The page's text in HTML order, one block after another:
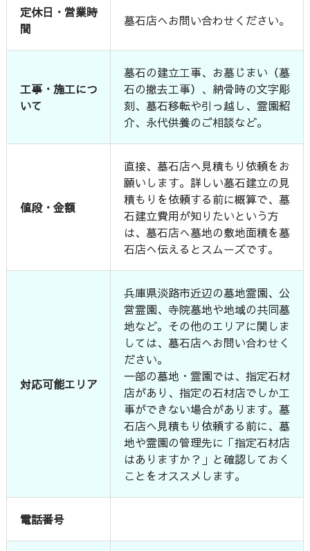
定休日・営業時
間
墓石店へお問い合わせください。
工事・施工につ
いて
墓石の建立工事、お墓じまい（墓
石の撤去工事）、納骨時の文字彫
刻、墓石移転や引っ越し、霊園紹
介、永代供養のご相談など。
値段・金額
直接、墓石店へ見積もり依頼をお
願いします。詳しい墓石建立の見
積もりを依頼する前に概算で、墓
石建立費用が知りたいという方
は、墓石店へ墓地の敷地面積を墓
石店へ伝えるとスムーズです。
対応可能エリア
兵庫県淡路市近辺の墓地霊園、公
営霊園、寺院墓地や地域の共同墓
地など。その他のエリアに関しま
しては、墓石店へお問い合わせく
ださい。
一部の墓地・霊園では、指定石材
店があり、指定の石材店でしか工
事ができない場合があります。墓
石店へ見積もり依頼する前に、墓
地や霊園の管理先に「指定石材店
はありますか？」と確認しておく
ことをオススメします。
電話番号